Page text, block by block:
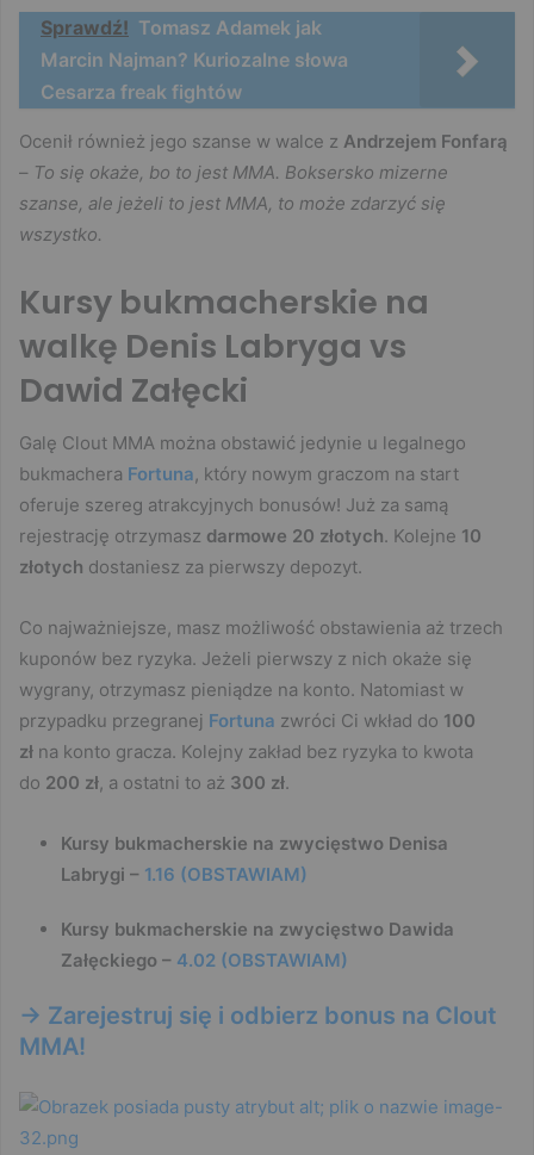
Sprawdź! Tomasz Adamek jak
Marcin Najman? Kuriozalne słowa
Cesarza freak fightów
Ocenił również jego szanse w walce z Andrzejem Fonfarą
– To się okaże, bo to jest MMA. Boksersko mizerne
szanse, ale jeżeli to jest MMA, to może zdarzyć się
wszystko.
Kursy bukmacherskie na
walkę Denis Labryga vs
Dawid Załęcki
Galę Clout MMA można obstawić jedynie u legalnego
bukmachera Fortuna, który nowym graczom na start
oferuje szereg atrakcyjnych bonusów! Już za samą
rejestrację otrzymasz darmowe 20 złotych. Kolejne 10
złotych dostaniesz za pierwszy depozyt.
Co najważniejsze, masz możliwość obstawienia aż trzech
kuponów bez ryzyka. Jeżeli pierwszy z nich okaże się
wygrany, otrzymasz pieniądze na konto. Natomiast w
przypadku przegranej Fortuna zwróci Ci wkład do 100
zł na konto gracza. Kolejny zakład bez ryzyka to kwota
do 200 zł, a ostatni to aż 300 zł.
Kursy bukmacherskie na zwycięstwo Denisa
Labrygi – 1.16 (OBSTAWIAM)
Kursy bukmacherskie na zwycięstwo Dawida
Załęckiego – 4.02 (OBSTAWIAM)
-> Zarejestruj się i odbierz bonus na Clout
MMA!